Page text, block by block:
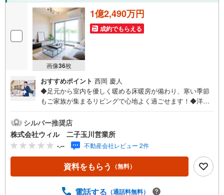
画像36枚
1億2,490万円
成約でもらえる
おすすめポイント 西岡 慶人
◆足元から室内を優しく暖める床暖房が備わり、寒い季節
もご家族が集まるリビングで心地よく過ごせます！◆洋室
に片付けられます！◆生ゴミの処理がスムーズになるディ
スポーザーがあり、キッチンを衛生的に保てます！◆家事
の手間を軽減できる食器洗浄機が用意されており、食後の
片付け時間を短縮して団らんの時間を生み出せます！◆雨
の日のお洗濯に便利な浴室換気乾燥機が配置され、天候を
気にせず洗濯物を乾かせます◆ペットと一緒に新生活を始
得られます【営業時間10:00～19:00】上記時間はお電話が
シルバー推奨店
株式会社ウィル 二子玉川営業所
-.-- 不動産会社レビュー 2件
資料をもらう （無料）
電話する （通話料無料）